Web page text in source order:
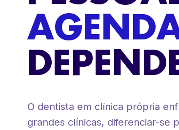
Recupere pacientes inativos e gere
PRODUÇÃO DE CONTEÚDOS +
Fotografia, vídeo e conteúdo
METODOLOGIA PROPRIETÁRIA
grupos dentários que
pretendem crescer.
+80 CLIENTES EM
O dentista em clínica própria
grandes clínicas, diferenciar-se